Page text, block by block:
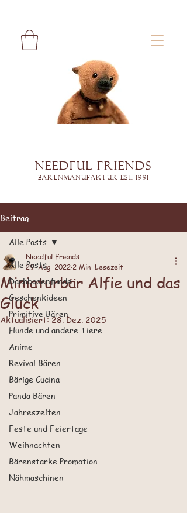
Needful Friends
Bärenmanufaktur est. 1991
Beitrag
Alle Posts
Dachbodenfunde
Geschenkideen
Primitive Bären
Hunde und andere Tiere
Anime
Revival Bären
Bärige Cucina
Panda Bären
Jahreszeiten
Feste und Feiertage
Weihnachten
Bärenstarke Promotion
Nähmaschinen
Alle Posts
Miniaturbär Alfie und das
Glück
Needful Friends
29. Aug. 2022 2 Min. Lesezeit
Aktualisiert:28. Dez. 2025